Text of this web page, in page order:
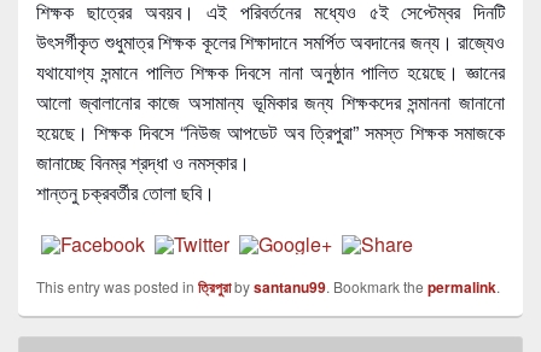
শিক্ষক ছাত্রের অবয়ব। এই পরিবর্তনের মধ্যেও ৫ই সেপ্টেম্বর দিনটি
উৎসর্গীকৃত শুধুমাত্র শিক্ষক কূলের শিক্ষাদানে সমর্পিত অবদানের জন্য। রাজ্যেও
যথাযোগ্য সন্মানে পালিত শিক্ষক দিবসে নানা অনুষ্ঠান পালিত হয়েছে। জ্ঞানের
আলো জ্বালানোর কাজে অসামান্য ভূমিকার জন্য শিক্ষকদের সন্মাননা জানানো
হয়েছে। শিক্ষক দিবসে “নিউজ আপডেট অব ত্রিপুরা” সমস্ত শিক্ষক সমাজকে
জানাচ্ছে বিনম্র শ্রদ্ধা ও নমস্কার।
শান্তনু চক্রবর্তীর তোলা ছবি।
This entry was posted in ত্রিপুরাbysantanu99. Bookmark the permalink.